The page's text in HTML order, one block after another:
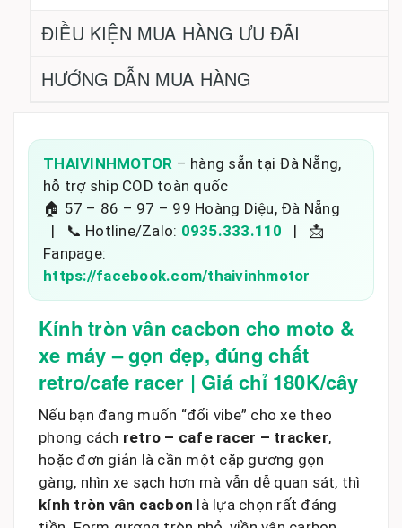
ĐIỀU KIỆN MUA HÀNG ƯU ĐÃI
HƯỚNG DẪN MUA HÀNG
THAIVINHMOTOR – hàng sẵn tại Đà Nẵng,
hỗ trợ ship COD toàn quốc
🏠 57 – 86 – 97 – 99 Hoàng Diệu, Đà Nẵng
| 📞 Hotline/Zalo: 0935.333.110 | 📩
Fanpage:
https://facebook.com/thaivinhmotor
Kính tròn vân cacbon cho moto &
xe máy – gọn đẹp, đúng chất
retro/cafe racer | Giá chỉ 180K/cây
Nếu bạn đang muốn “đổi vibe” cho xe theo
phong cách retro – cafe racer – tracker,
hoặc đơn giản là cần một cặp gương gọn
gàng, nhìn xe sạch hơn mà vẫn dễ quan sát, thì
kính tròn vân cacbon là lựa chọn rất đáng